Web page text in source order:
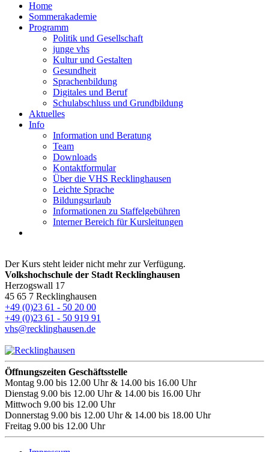
Home
Sommerakademie
Programm
Politik und Gesellschaft
junge vhs
Kultur und Gestalten
Gesundheit
Sprachenbildung
Digitales und Beruf
Schulabschluss und Grundbildung
Aktuelles
Info
Information und Beratung
Team
Downloads
Kontaktformular
Über die VHS Recklinghausen
Leichte Sprache
Bildungsurlaub
Informationen zu Staffelgebühren
Interner Bereich für Kursleitungen
Der Kurs steht leider nicht mehr zur Verfügung.
Volkshochschule der Stadt Recklinghausen
Herzogswall 17
45 65 7 Recklinghausen
+49 (0)23 61 - 50 20 00
+49 (0)23 61 - 50 919 91
vhs@recklinghausen.de
Öffnungszeiten Geschäftsstelle
Montag 9.00 bis 12.00 Uhr & 14.00 bis 16.00 Uhr
Dienstag 9.00 bis 12.00 Uhr & 14.00 bis 16.00 Uhr
Mittwoch 9.00 bis 12.00 Uhr
Donnerstag 9.00 bis 12.00 Uhr & 14.00 bis 18.00 Uhr
Freitag 9.00 bis 12.00 Uhr